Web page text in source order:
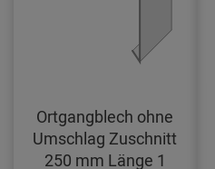
Ortgangblech ohne
Umschlag Zuschnitt
250 mm Länge 1